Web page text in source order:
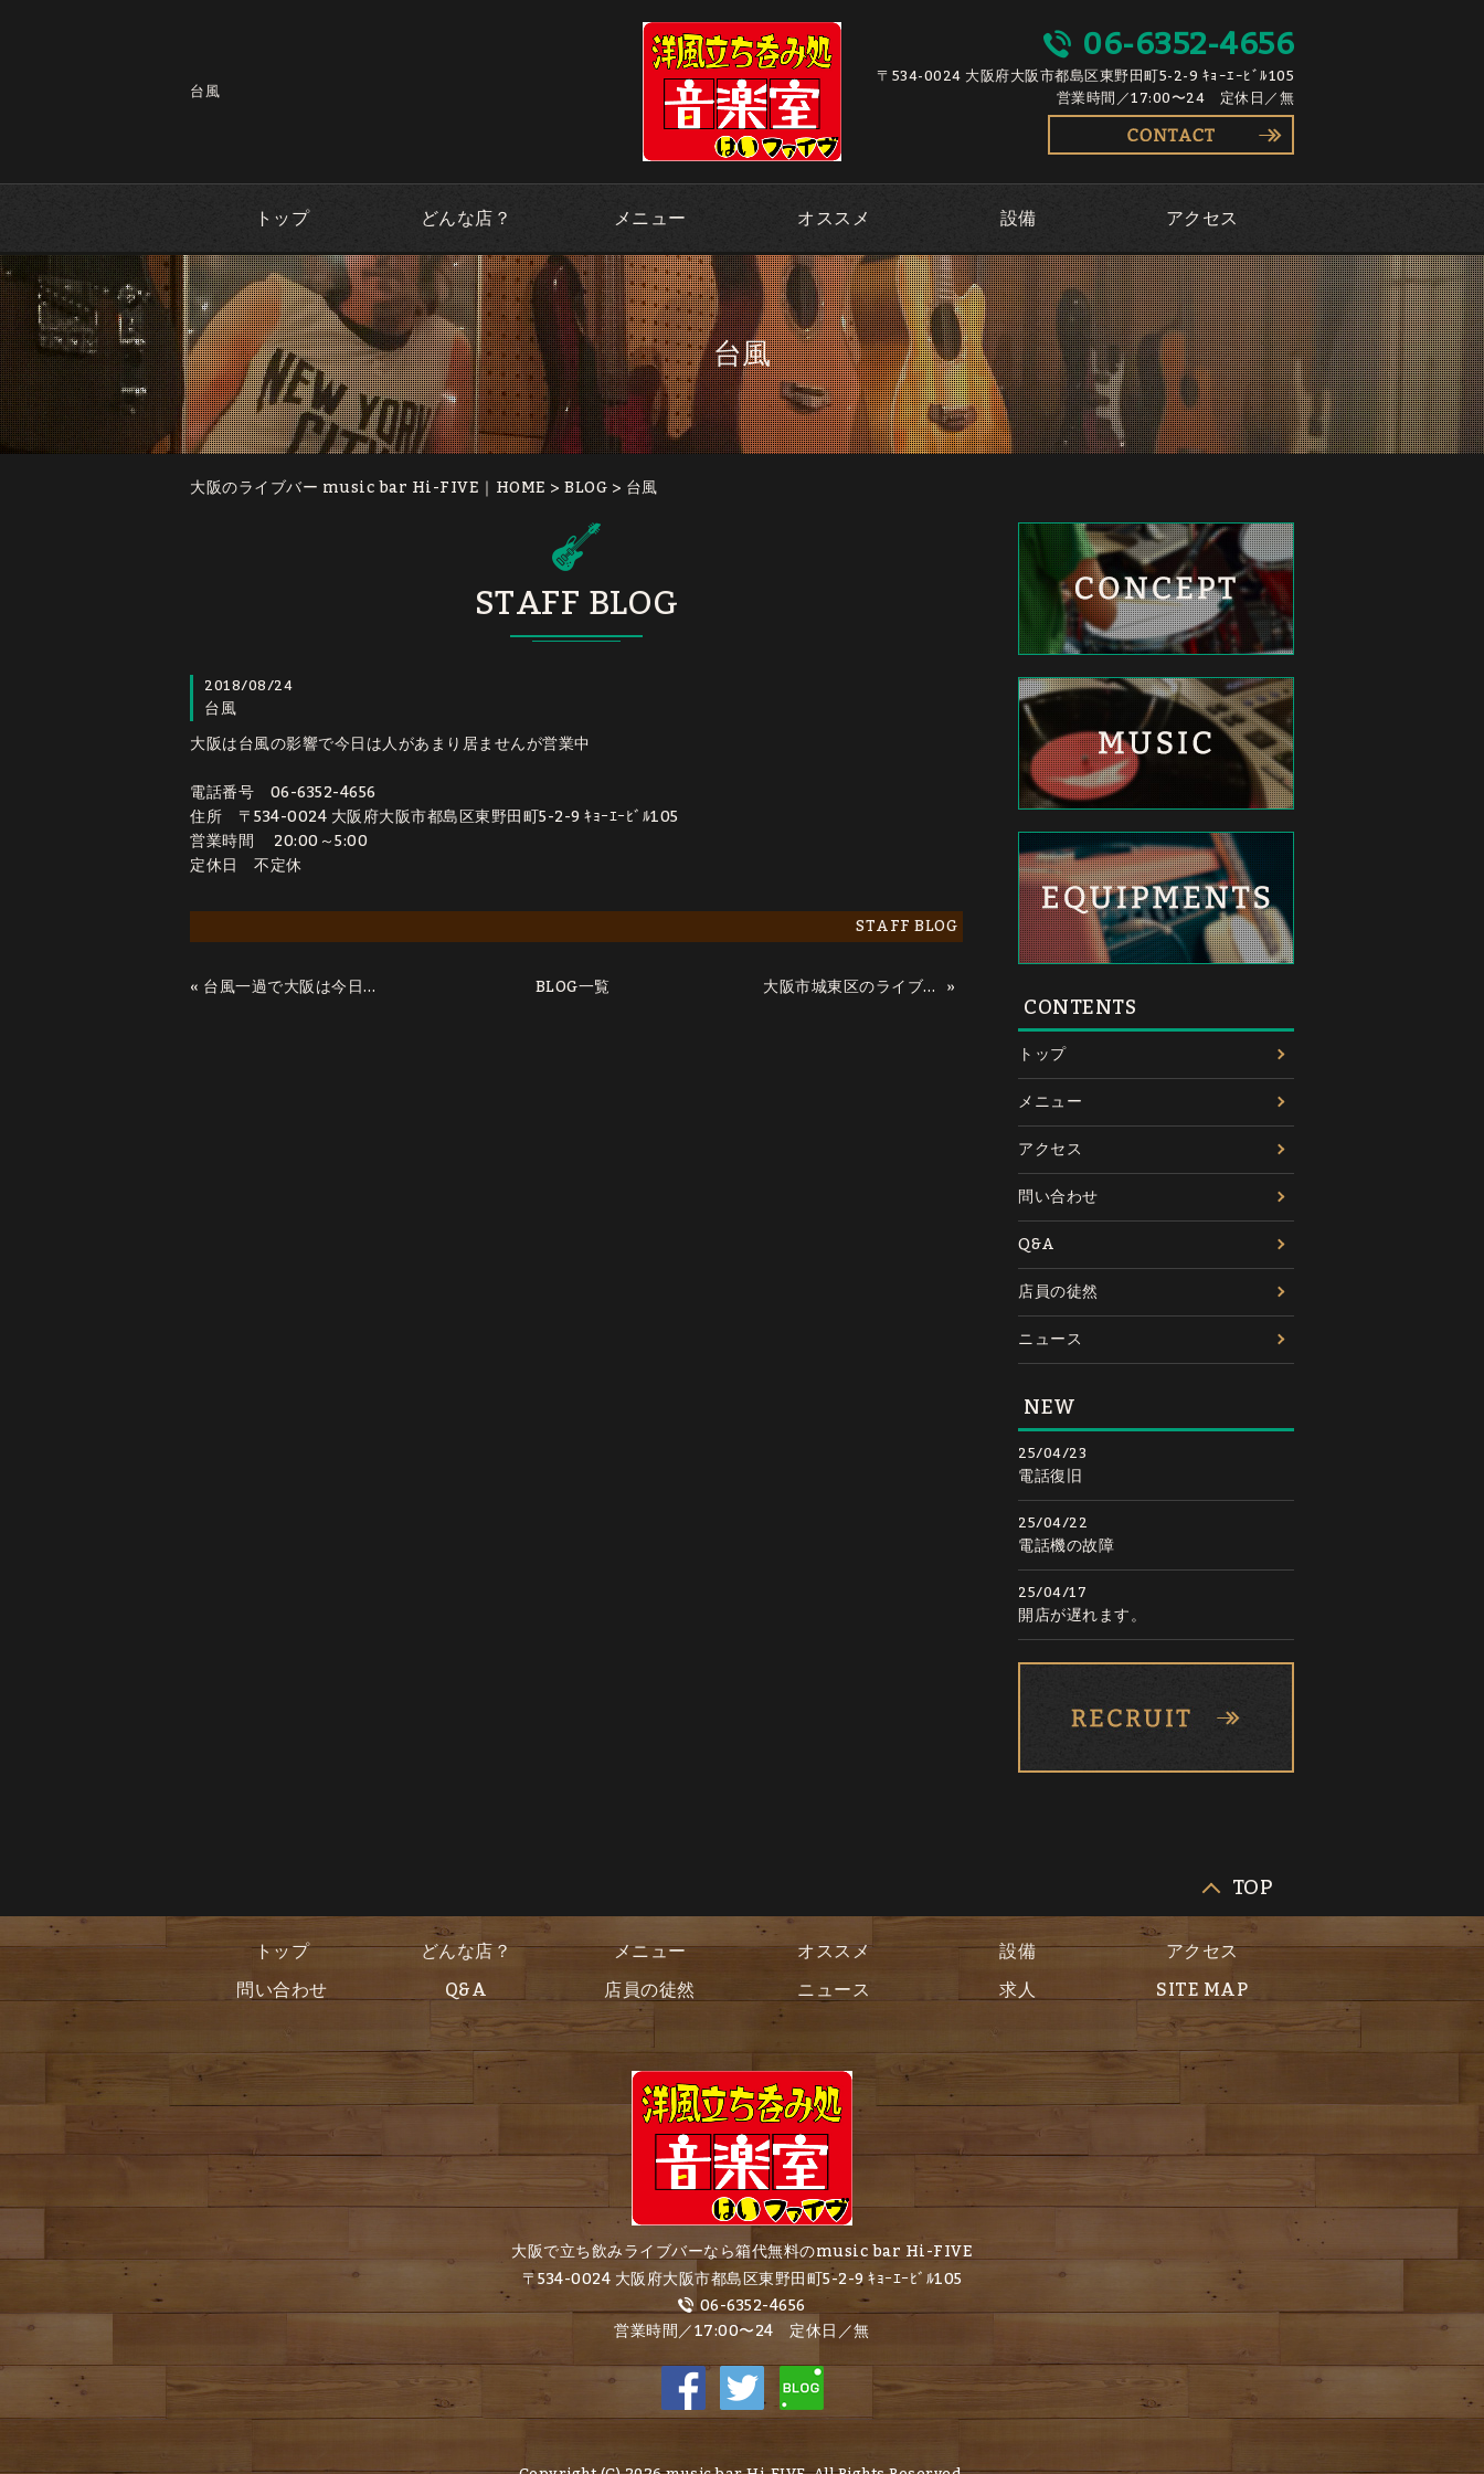
台風
06-6352-4656
〒534-0024 大阪府大阪市都島区東野田町5-2-9 ｷｮｰｴｰﾋﾞﾙ105
営業時間／17:00〜24 定休日／無
トップ どんな店？ メニュー オススメ 設備 アクセス
台風
大阪のライブバー music bar Hi-FIVE｜HOME >BLOG> 台風
STAFF BLOG
2018/08/24
台風
大阪は台風の影響で今日は人があまり居ませんが営業中
電話番号 06-6352-4656
住所 〒534-0024 大阪府大阪市都島区東野田町5-2-9 ｷｮｰｴｰﾋﾞﾙ105
営業時間 20:00～5:00
定休日 不定休
STAFF BLOG
«
台風一過で大阪は今日は静か BLOG一覧 大阪市城東区のライブバーに行ってみよう（記：たかし） » CONTENTS
トップ
メニュー
アクセス
問い合わせ
Q&A
店員の徒然
ニュース
NEW
25/04/23
電話復旧
25/04/22
電話機の故障
25/04/17
開店が遅れます。
TOP
トップ どんな店？ メニュー オススメ 設備
アクセス
問い合わせ
Q&A 店員の徒然 ニュース 求人 SITE MAP
大阪で立ち飲みライブバーなら箱代無料のmusic bar Hi-FIVE
〒534-0024 大阪府大阪市都島区東野田町5-2-9 ｷｮｰｴｰﾋﾞﾙ105
06-6352-4656
営業時間／17:00〜24 定休日／無